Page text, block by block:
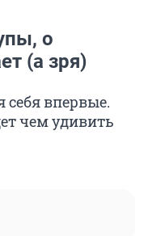
о
(а зря)
впервые.
чем удивить